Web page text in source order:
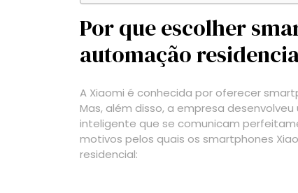
Por que escolher
automação
A Xiaomi é conhecida por oferecer
Mas, além disso, a empresa
inteligente que se comunicam
motivos pelos quais os smartphones
residencial: